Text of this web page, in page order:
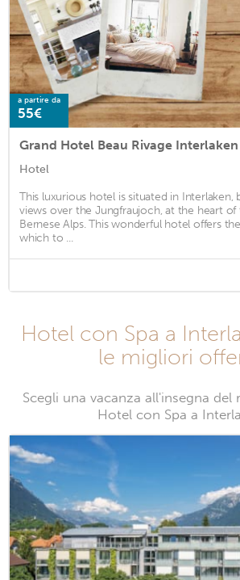
a partire da
55€
Grand Hotel Beau Rivage Interlaken
Hotel
This luxurious hotel is situated in Interlaken,
views over the Jungfraujoch, at the heart
Bernese Alps. This wonderful hotel offers
which to ...
Hotel con Spa a
le migliori
Scegli una vacanza all'insegna del
Hotel con Spa a